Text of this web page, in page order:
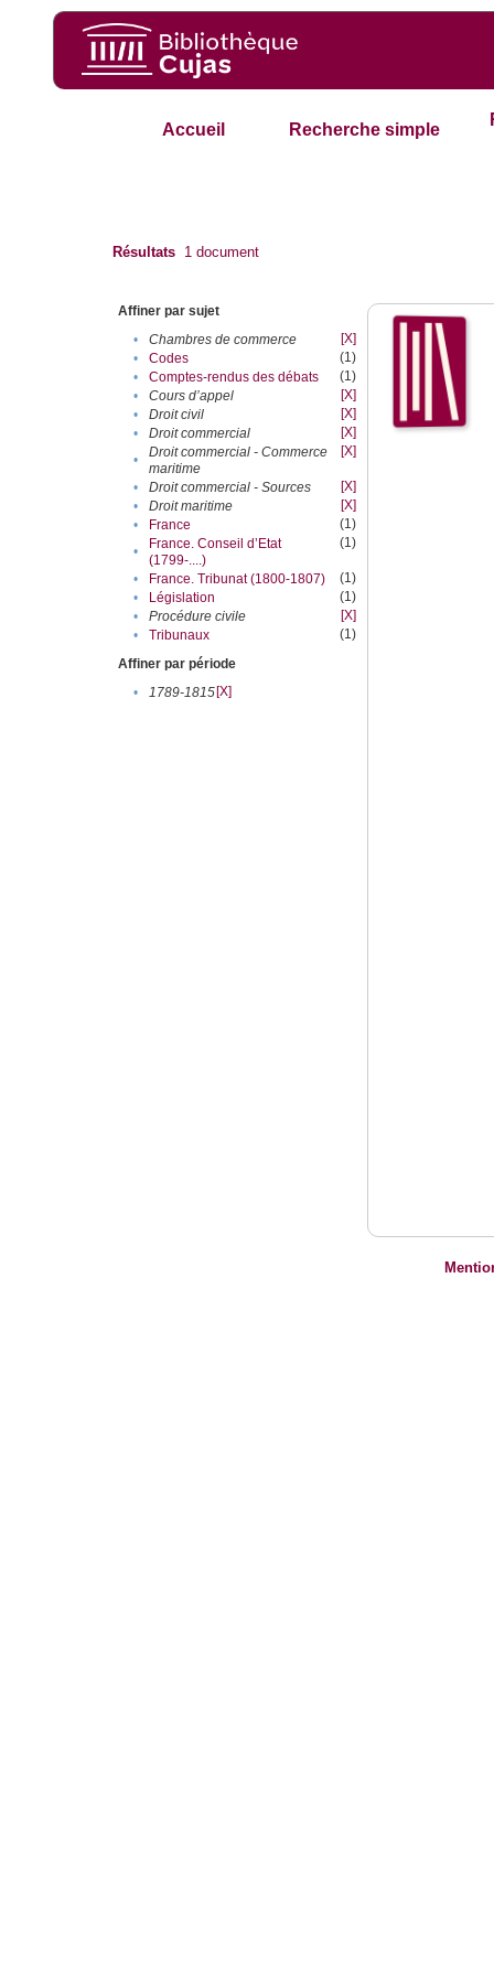
Accueil Recherche simple
Résultats 1 document
Affiner par sujet
•
Chambres de commerce
[X]
•
Codes
(1)
•
Comptes-rendus des débats
(1)
•
Cours d’appel
[X]
•
Droit civil
[X]
•
Droit commercial
[X]
•
Droit commercial - Commerce
maritime
[X]
• Droit commercial - Sources
[X]
•
Droit maritime
[X]
•
France
(1)
•
France. Conseil d’Etat
(1799-....)
(1)
• France. Tribunat (1800-1807)
(1)
•
Législation
(1)
•
Procédure civile
[X]
•
Tribunaux
(1)
Affiner par période
•
1789-1815[X]